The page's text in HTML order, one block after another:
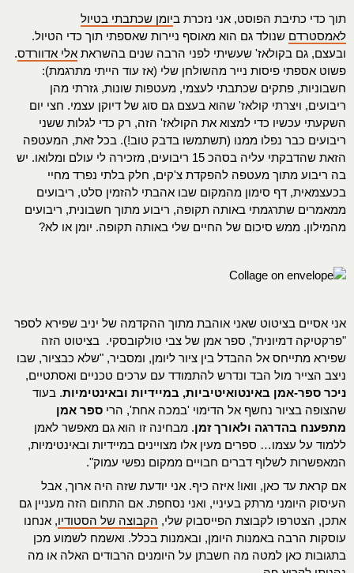
תוך כדי כתיבת הפוסט, אני נזכרת ביומן שכתבתי בטיול
לאמסטרדם שנולד גם הוא מאוסף ניירות שאספתי תוך כדי הטיול.
ובעצם, גם בקולאז' שעשיתי לפני הרבה שנים בהשראת אלי אדוורדס.
פשוט אספתי פיסות נייר מהשולחן שלי (אז עוד הייתי מתרגמת):
חשבוניות, פתקים שכתבתי לעצמי, מעטפות שונות, גזרתי מהן
ריבועים, ויצרתי קולאז' שהוא בעצם גם סוג של דיוקן עצמי. חצי יום
השקעתי עכשיו כדי למצוא את הקולאז' הזה, רק כדי לגלות ששני
ריבועים כבר נפלו ממנו (תשתמשו בדבק טוב!). בכל זאת, המעטפה
הזאת שהדבקתי עליה בסהכ 15 ריבועים, מזכירה לי עולם ומלואו. יש
בה ריבוע מתוך מעטפה להפקדת צ'קים, חלק בלתי נפרד מחיי
בכעצמאית, דף סימון מהמקום שבו אהבתי להזמין סלט, ריבועים
ממאמרים שתרגמתי באותה תקופה, ריבוע מתוך חשבונית, ריבועים
מהמילון. ממש סיכום של החיים שלי באותה תקופה. יומן או לא?
אני אסיים בציטוט שאני אוהבת מתוך ההקדמה של יניב שפירא לספר
"פרקטיקה דמיונית", ספר אמן של צבי טולקובסקי. בציטוט הזה
שפירא מתייחס אל ההבדל בין ציור ליומן, ומסביר, "שלא כבציור, שבו
ניצב הצייר מול הבד ונדרש להתמודד עם ערכים טכניים ואסתטיים,
ניכר ספר-אמן באינטואיטיביות, במיידיות ובאינטימיות. בעוד
שהצופה בציור נחשף אל הדימוי 'במכה אחת', הרי ספר אמן
מתפענח בהדרגה ולאורך זמן. מבחינה זו הוא גם מאפשר לאמן
ללמוד על עצמו… ספרים מעין אלו מצויינים במיידיות ובאינטימיות,
המאפשרות לשלוף דברים חבויים ממקום נפשי עמוק".
אם קראת עד כאן, וואו! איזה כיף. אני יודעת שזה היה ארוך, אבל
העיסוק היומני מרתק בעיניי, ואני נסחפת. אם התחום הזה מעניין גם
אתכן, הצטרפו לקבוצת הפייסבוק שלי, הקבוצה של הסטודיו, אנחנו
עוסקות הרבה באמנות היומן, ובאמנות בכלל. ואשמח לשמוע מכן
בתגובות כאן למטה מה חשבתן על היומנים הרבודים האלה או מה